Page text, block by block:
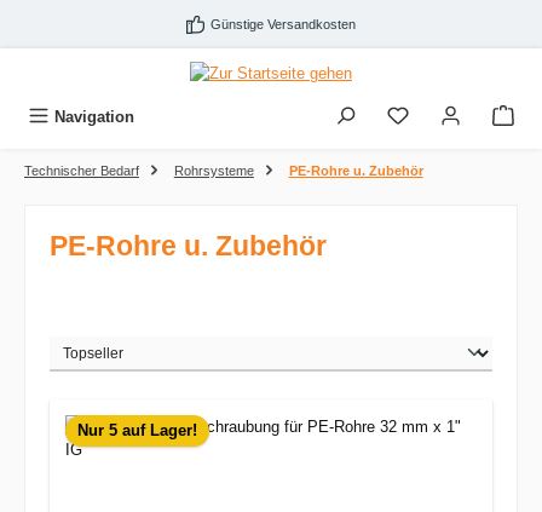
Zum Hauptinhalt springen Günstige Versandkosten
Navigation
Technischer Bedarf Rohrsysteme PE-Rohre u. Zubehör
PE-Rohre u. Zubehör
Nur 5 auf Lager!